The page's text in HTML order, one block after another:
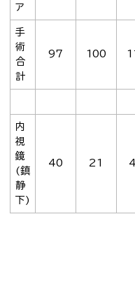
ア
手
術
合
計
97 100
内
視
鏡
(鎮
静
下)
40 21